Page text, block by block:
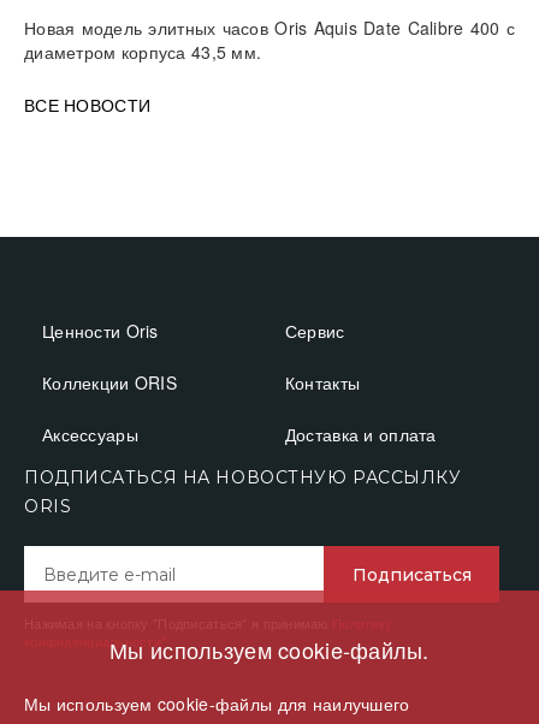
Новая модель элитных часов Oris Aquis Date Calibre 400 с
диаметром корпуса 43,5 мм.
ВСЕ НОВОСТИ
Ценности Oris
Коллекции ORIS
Аксессуары
Сервис
Контакты
Доставка и оплата
ПОДПИСАТЬСЯ НА НОВОСТНУЮ РАССЫЛКУ
ОRIS
Подписаться
Нажимая на кнопку "Подписаться" я принимаю Политику
конфиденциальности"Мы используем cookie-файлы.
Мы используем cookie-файлы для наилучшего